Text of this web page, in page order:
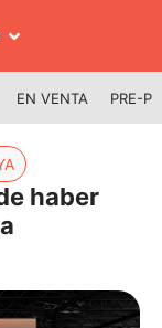
EN VENTA PRE-
haber